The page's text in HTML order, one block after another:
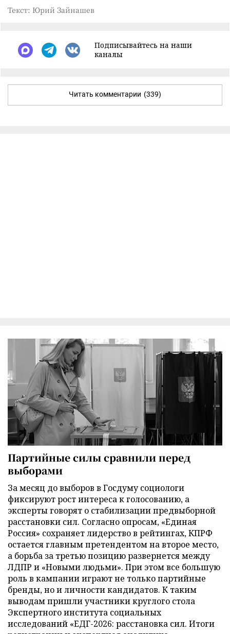
Текст: Юрий Зайнашев
Подписывайтесь на наши
каналы
Читать комментарии (339)
Партийные силы сравнили перед
выборами
За месяц до выборов в Госдуму социологи
фиксируют рост интереса к голосованию, а
эксперты говорят о стабилизации предвыборной
расстановки сил. Согласно опросам, «Единая
Россия» сохраняет лидерство в рейтингах, КПРФ
остается главным претендентом на второе место,
а борьба за третью позицию развернется между
ЛДПР и «Новыми людьми». При этом все большую
роль в кампании играют не только партийные
бренды, но и личности кандидатов. К таким
выводам пришли участники круглого стола
Экспертного института социальных
исследований «ЕДГ-2026: расстановка сил. Итоги